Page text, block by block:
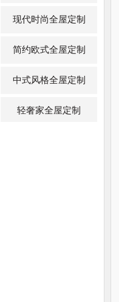
现代时尚全屋定制
简约欧式全屋定制
中式风格全屋定制
轻奢家全屋定制